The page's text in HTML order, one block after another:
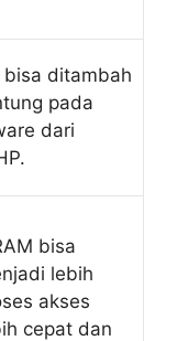
ditambah
pada
dari
bisa
lebih
akses
cepat dan